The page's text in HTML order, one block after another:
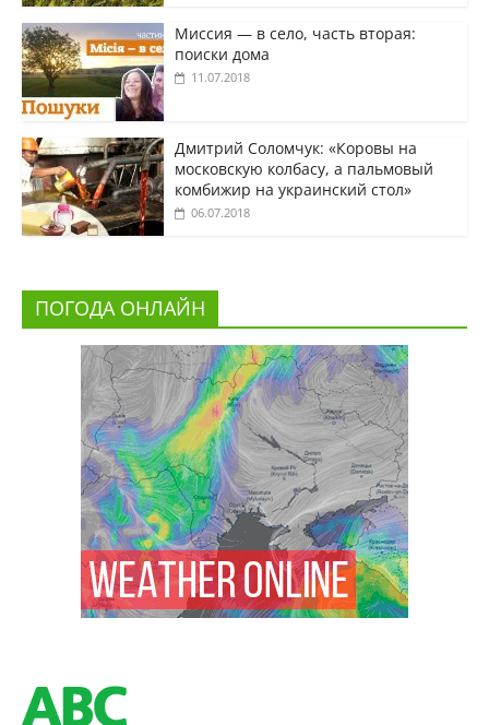
Миссия — в село, часть вторая:
поиски дома
11.07.2018
Дмитрий Соломчук: «Коровы на
московскую колбасу, а пальмовый
комбижир на украинский стол»
06.07.2018
ПОГОДА ОНЛАЙН